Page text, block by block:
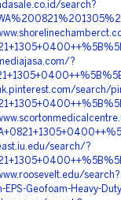
search?
?
search/
search/?
EPS-Geofoam-Heavy-